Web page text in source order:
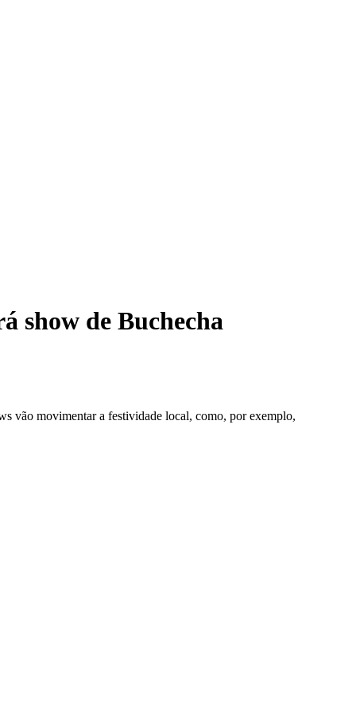
show de Buchecha
vão movimentar a festividade local, como, por exemplo,